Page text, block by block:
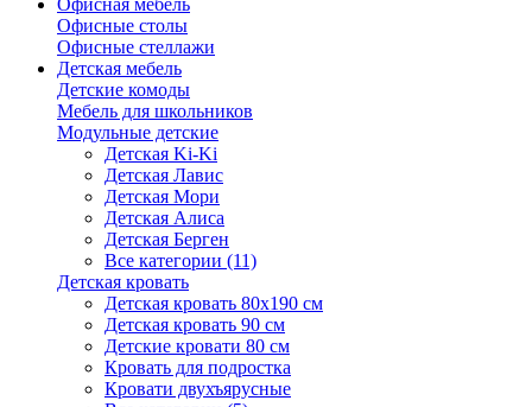
Офисная мебель
Офисные столы
Офисные стеллажи
Детская мебель
Детские комоды
Мебель для школьников
Модульные детские
Детская Ki-Ki
Детская Лавис
Детская Мори
Детская Алиса
Детская Берген
Все категории (11)
Детская кровать
Детская кровать 80х190 см
Детская кровать 90 см
Детские кровати 80 см
Кровать для подростка
Кровати двухъярусные